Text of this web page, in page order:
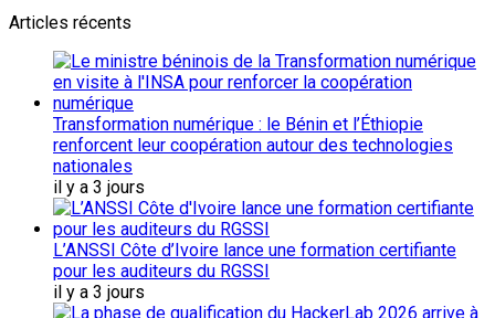
Articles récents
Transformation numérique : le Bénin et l’Éthiopie
renforcent leur coopération autour des technologies
nationales
il y a 3 jours
L’ANSSI Côte d’Ivoire lance une formation certifiante
pour les auditeurs du RGSSI
il y a 3 jours